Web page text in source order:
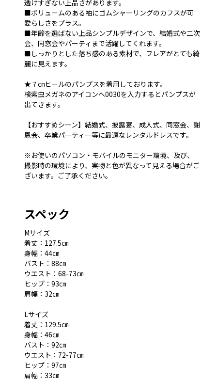
透けすぎない上品さがあります。
■ボリュームのある袖にゴムシャーリングのカフスが可
愛らしさをプラス。
■年齢を選ばない上品シンプルデザインで、結婚式や二次
会、同窓会やパーティまで活躍してくれます。
■しっかりとした落ち感のある素材で、フレアがとても綺
麗に見えます。
★７㎝ヒールのパンプスを着用しております。
検索虫メガネのアイコンへ0030を入力するとパンプスが
出てきます。
【おすすめシーン】結婚式、披露宴、成人式、同窓会、謝
恩会、卒業パーティー等に最適なレンタルドレスです。
※お使いのパソコン・モバイルのモニター環境、及び、
撮影時の環境により、実物と色が異なって見える場合がご
ざいます。ご了承ください。
スペック
Mサイズ
着丈：127.5㎝
身幅：44㎝
バスト：88㎝
ウエスト：68-73㎝
ヒップ：93㎝
肩幅：32㎝
Lサイズ
着丈：129.5㎝
身幅：46㎝
バスト：92㎝
ウエスト：72-77㎝
ヒップ：97㎝
肩幅：33㎝